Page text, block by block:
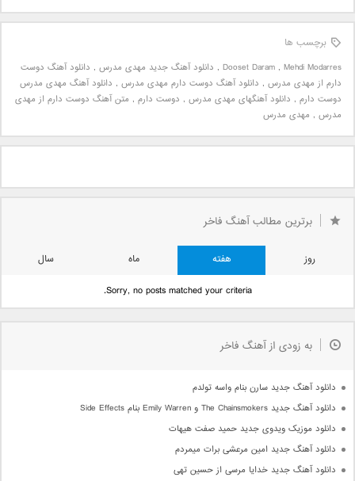
برچسب ها
Dooset Daram , Mehdi Modarres
, دانلود آهنگ جدید مهدی مدرس , دانلود آهنگ دوست
دارم از مهدی مدرس , دانلود آهنگ دوست دارم مهدی مدرس , دانلود آهنگ مهدی مدرس
دوست دارم , دانلود آهنگهای مهدی مدرس , دوست دارم , متن آهنگ دوست دارم از مهدی
مدرس , مهدی مدرس
برترین مطالب آهنگ فاخر
روز هفته ماه
سال
Sorry, no posts matched your criteria.
به زودی از آهنگ فاخر
دانلود آهنگ جدید سارن بنام واسه تولدم
دانلود آهنگ جدید The Chainsmokers و Emily Warren بنام Side Effects
دانلود موزیک ویدوی جدید حمید صفت هیهات
دانلود آهنگ جدید امین مرعشی برات میمردم
دانلود آهنگ جدید خدایا مرسی از حسین تهی